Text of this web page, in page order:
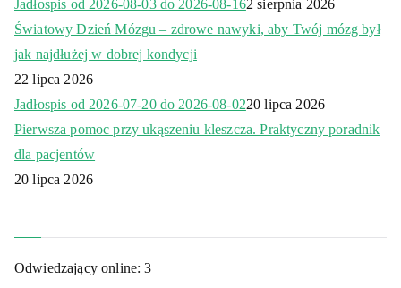
Jadłospis od 2026-08-03 do 2026-08-162 sierpnia 2026
Światowy Dzień Mózgu – zdrowe nawyki, aby Twój mózg był
jak najdłużej w dobrej kondycji
22 lipca 2026
Jadłospis od 2026-07-20 do 2026-08-0220 lipca 2026
Pierwsza pomoc przy ukąszeniu kleszcza. Praktyczny poradnik
dla pacjentów
20 lipca 2026
Odwiedzający online:3